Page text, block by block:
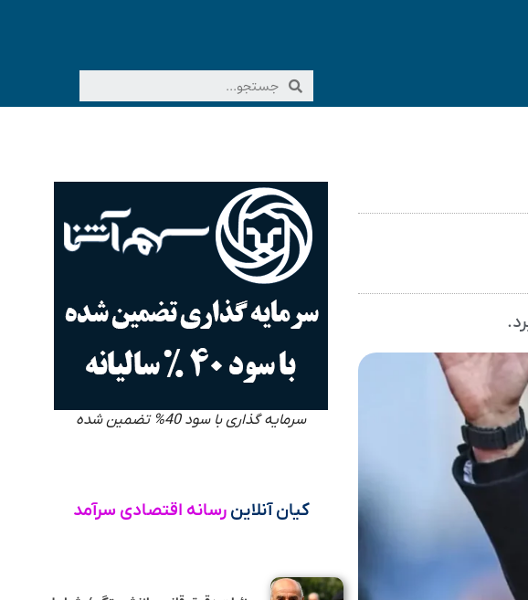
سرمایه گذاری با سود 40% تضمین شده
کیان آنلاین رسانه اقتصادی سرآمد